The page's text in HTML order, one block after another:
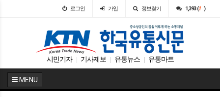
로그인 가입 정보찾기 1,393 (1 )
시민기자 기사제보 유통뉴스 유통마트
MENU